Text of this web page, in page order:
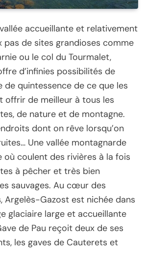
accueillante et relativement
pas de sites grandioses comme
ou le col du Tourmalet,
d’infinies possibilités de
de quintessence de ce que les
offrir de meilleur à tous les
de nature et de montagne.
dont on rêve lorsqu’on
Une vallée montagnarde
où coulent des rivières à la fois
à pêcher et très bien
sauvages. Au cœur des
Argelès-Gazost est nichée dans
glaciaire large et accueillante
de Pau reçoit deux de ses
les gaves de Cauterets et